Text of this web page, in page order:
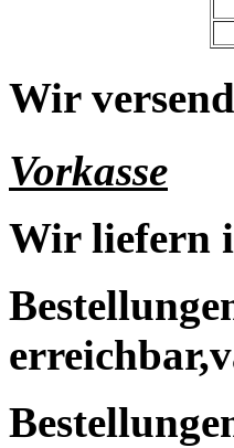
Wir
Vorkasse
Wir liefern